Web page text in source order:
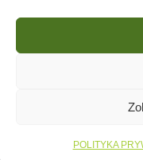
POLITYKA
2026 wnetrza.blog.